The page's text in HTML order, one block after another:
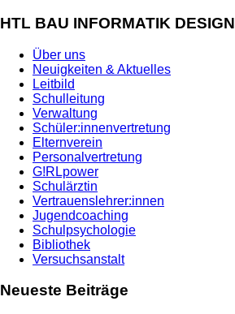
HTL BAU INFORMATIK DESIGN
Über uns
Neuigkeiten & Aktuelles
Leitbild
Schulleitung
Verwaltung
Schüler:innenvertretung
Elternverein
Personalvertretung
G!RLpower
Schulärztin
Vertrauenslehrer:innen
Jugendcoaching
Schulpsychologie
Bibliothek
Versuchsanstalt
Neueste Beiträge